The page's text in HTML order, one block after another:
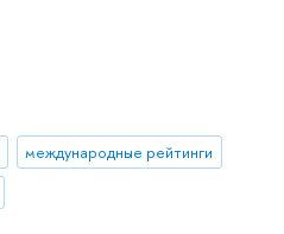
международные рейтинги